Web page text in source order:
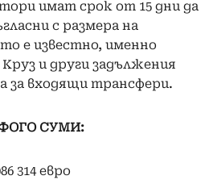
имат срок от 15 дни да
с размера на
е известно, именно
и други задължения
за входящи трансфери.
СУМИ:
314 евро